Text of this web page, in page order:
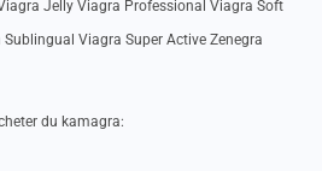
Jelly Viagra Professional Viagra Soft
Viagra Super Active Zenegra
du kamagra: